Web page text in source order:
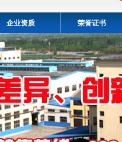
企业资质 荣誉证书